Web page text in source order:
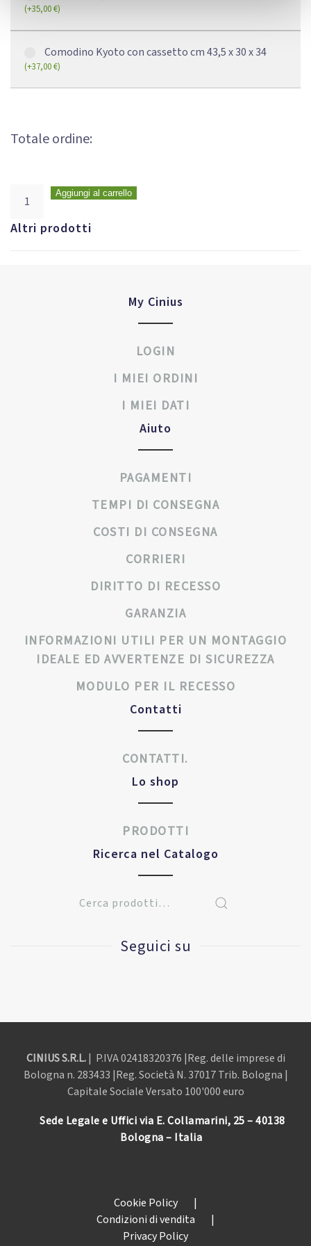
(+35,00€)
Comodino Kyoto con cassetto cm 43,5 x 30 x 34
(+37,00€)
Totale ordine:
Aggiungi al carrello
Altri prodotti
My Cinius
LOGIN
I MIEI ORDINI
I MIEI DATI
Aiuto
PAGAMENTI
TEMPI DI CONSEGNA
COSTI DI CONSEGNA
CORRIERI
DIRITTO DI RECESSO
GARANZIA
INFORMAZIONI UTILI PER UN MONTAGGIO
IDEALE ED AVVERTENZE DI SICUREZZA
MODULO PER IL RECESSO
Contatti
CONTATTI.
Lo shop
PRODOTTI
Ricerca nel Catalogo
Seguici su
CINIUS S.R.L.| P.IVA02418320376 |Reg. delle imprese di
Bologna n. 283433 |Reg. Società N. 37017 Trib. Bologna |
Capitale Sociale Versato 100'000 euro
Sede Legale e Uffici via E. Collamarini, 25 – 40138
Bologna – Italia
Cookie Policy
|
Condizioni di vendita
|
Privacy Policy